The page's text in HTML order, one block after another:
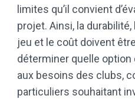
limites qu’il convient
projet. Ainsi, la
jeu et le coût doivent
déterminer quelle
aux besoins des clubs,
particuliers souhaitant